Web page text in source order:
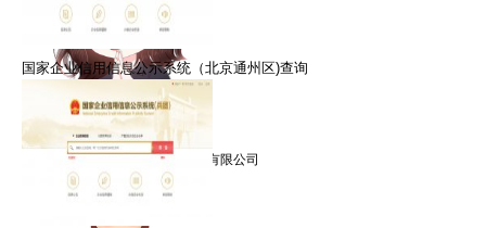
黎律师
擅长：信用修复，信用管理
就职：北京众智众德企业管理有限公司
国家企业信用信息公示系统（北京通州区)查询